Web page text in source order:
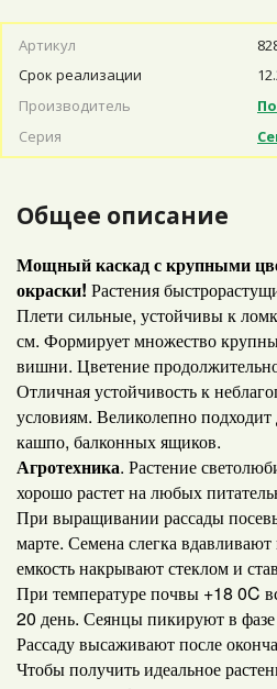
Артикул
Срок реализации
Производитель
Серия
Общее описание
Мощный каскад с крупными
окраски! Растения
Плети сильные, устойчивы к
см. Формирует множество
вишни. Цветение
Отличная устойчивость к
условиям. Великолепно
кашпо, балконных ящиков.
Агротехника. Растение
хорошо растет на любых
При выращивании рассады
марте. Семена слегка
емкость накрывают стеклом и
При температуре почвы +18 0C
20 день. Сеянцы пикируют в
Рассаду высаживают после
Чтобы получить идеальное